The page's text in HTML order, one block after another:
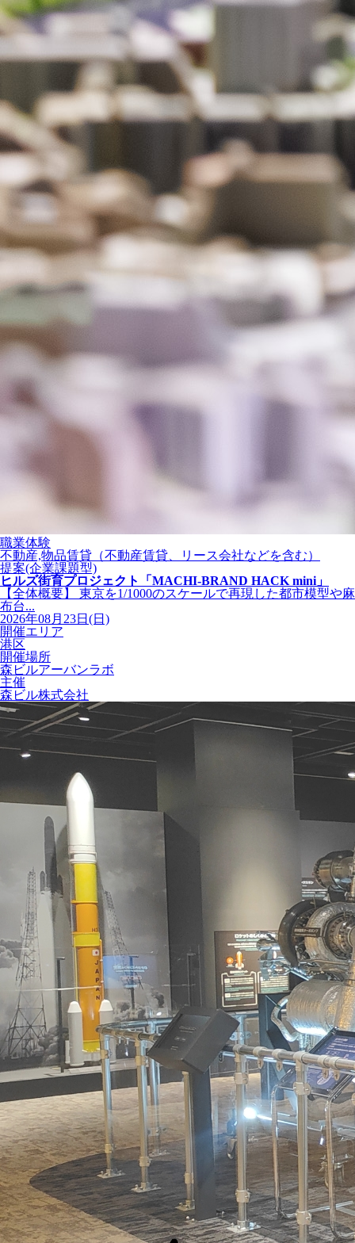
職業体験
不動産,物品賃貸（不動産賃貸、リース会社などを含む）
提案(企業課題型)
ヒルズ街育プロジェクト「MACHI-BRAND HACK mini」
【全体概要】 東京を1/1000のスケールで再現した都市模型や麻
布台...
2026年08月23日(日)
開催エリア
港区
開催場所
森ビルアーバンラボ
主催
森ビル株式会社